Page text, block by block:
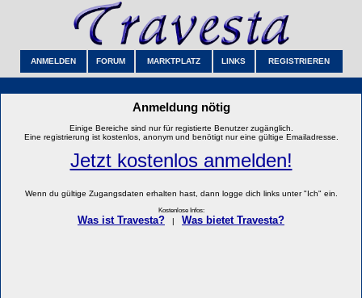
ANMELDEN FORUM MARKTPLATZ LINKS REGISTRIEREN
Anmeldung nötig
Einige Bereiche sind nur für registierte Benutzer zugänglich.
Eine registrierung ist kostenlos, anonym und benötigt nur eine gültige Emailadresse.
Jetzt kostenlos anmelden!
Wenn du gültige Zugangsdaten erhalten hast, dann logge dich links unter "Ich" ein.
Kostenlose Infos:
Was ist Travesta? Was bietet Travesta?